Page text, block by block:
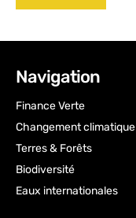
Navigation
Finance Verte
Changement climatique
Terres & Forêts
Biodiversité
Eaux internationales